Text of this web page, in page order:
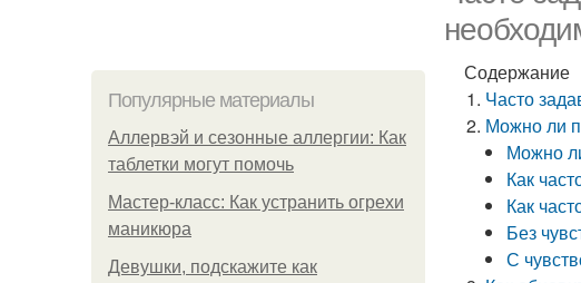
Популярные материалы
Аллервэй и сезонные аллергии: Как
таблетки могут помочь
Мастер-класс: Как устранить огрехи
маникюра
Девушки, подскажите как
Содержание
Часто
Можно ли
Можно
Как
Как
Без
С